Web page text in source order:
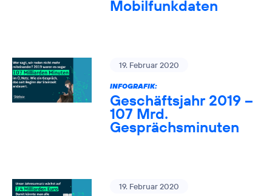
Mobilfunkdaten
19. Februar 2020
INFOGRAFIK:
Geschäftsjahr 2019 –
107 Mrd.
Gesprächsminuten
19. Februar 2020